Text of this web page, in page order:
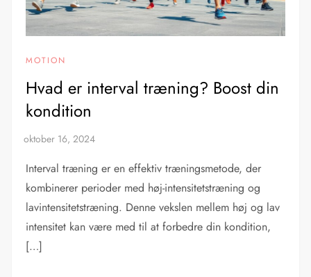
MOTION
Hvad er interval træning? Boost din
kondition
Interval træning er en effektiv træningsmetode, der
kombinerer perioder med høj-intensitetstræning og
lavintensitetstræning. Denne vekslen mellem høj og lav
intensitet kan være med til at forbedre din kondition,
[…]